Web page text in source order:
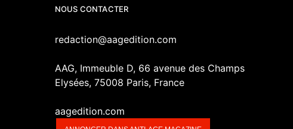
NOUS CONTACTER
redaction@aagedition.com
AAG, Immeuble D, 66 avenue des Champs
Elysées, 75008 Paris, France
aagedition.com